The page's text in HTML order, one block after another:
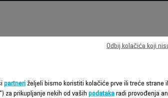
partneri željeli bismo koristiti kolačiće prve ili treće strane
za prikupljanje nekih od vaših podataka radi provođenja
Odbij kolačiće koji